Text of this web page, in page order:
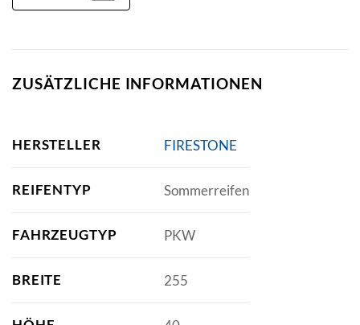
ZUSÄTZLICHE INFORMATIONEN
HERSTELLER FIRESTONE
REIFENTYP Sommerreifen
FAHRZEUGTYP PKW
BREITE 255